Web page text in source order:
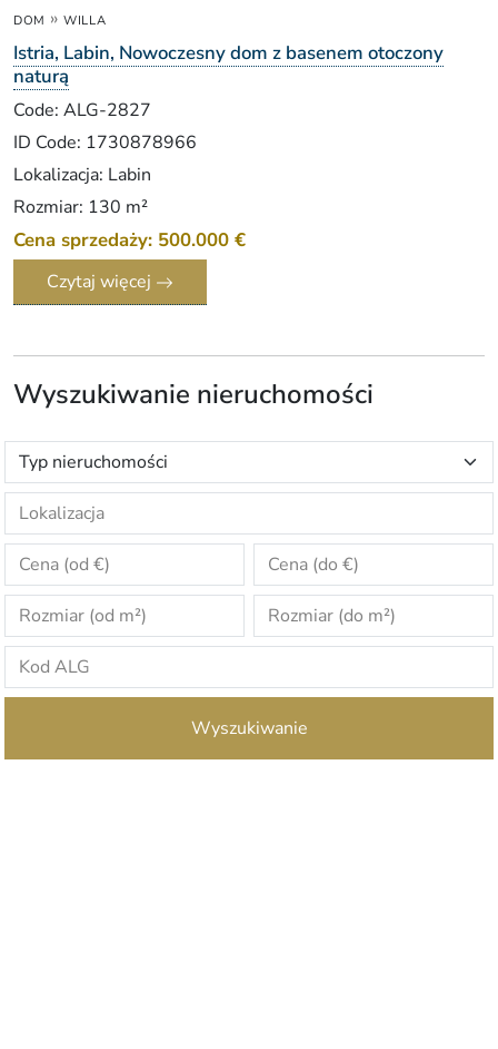
DOM » WILLA
Istria, Labin, Nowoczesny dom z basenem otoczony
naturą
Code: ALG-2827
ID Code: 1730878966
Lokalizacja: Labin
Rozmiar: 130 m²
Cena sprzedaży: 500.000 €
Czytaj więcej
Wyszukiwanie nieruchomości
Wyszukiwanie